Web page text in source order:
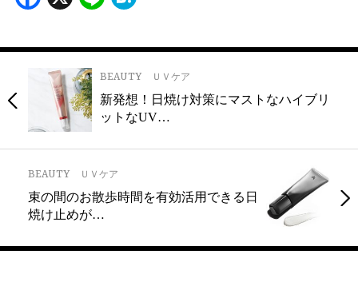
BEAUTY ＵＶケア
新発想！日焼け対策にマストなハイブリ
ットなUV…
BEAUTY ＵＶケア
束の間のお散歩時間を有効活用できる日
焼け止めが…